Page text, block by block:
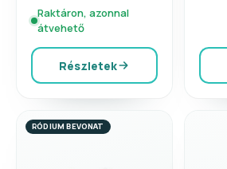
Raktáron, azonnal
átvehető
Részletek
RÓDIUM BEVONAT